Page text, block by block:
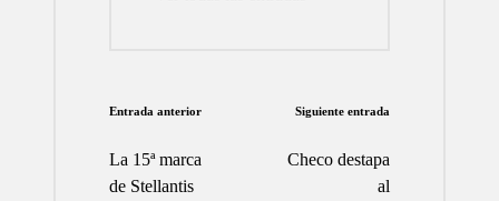
Navegación
de
entradas
Entrada anterior
La 15ª marca
de Stellantis
Siguiente entrada
Checo destapa
al